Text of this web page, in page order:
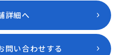
詳細へ
問い合わせする